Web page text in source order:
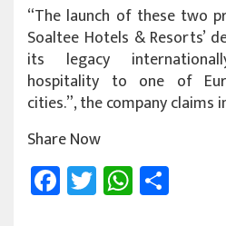
“The launch of these two
Soaltee Hotels & Resorts’
its legacy
hospitality to one of
cities.”, the company claims
Share Now
Facebook
Twitter